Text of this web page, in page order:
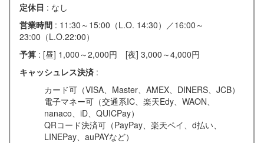
定休日 : なし
営業時間 : 11:30～15:00（L.O. 14:30）／16:00～
23:00（L.O.22:00）
予算 : [昼] 1,000～2,000円 [夜] 3,000～4,000円
キャッシュレス決済 :
カード可（VISA、Master、AMEX、DINERS、JCB）
電子マネー可（交通系IC、楽天Edy、WAON、
nanaco、iD、QUICPay）
QRコード決済可（PayPay、楽天ペイ、d払い、
LINEPay、auPAYなど）